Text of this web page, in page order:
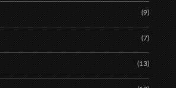
(9)
(7)
(13)